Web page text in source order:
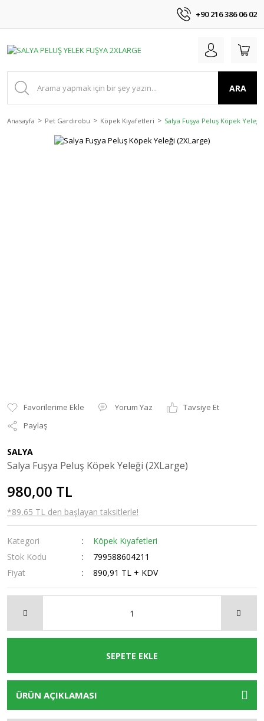
+90 216 386 06 02
ARA
Anasayfa Pet Gardırobu Köpek Kıyafetleri Salya Fuşya Peluş Köpek Yeleği
Yorum Yaz
Tavsiye Et
Paylaş
SALYA
Salya Fuşya Peluş Köpek Yeleği (2XLarge)
980,00 TL
*89,65 TL den başlayan taksitlerle!
Kategori
Köpek Kıyafetleri
Stok Kodu
799588604211
Fiyat
890,91 TL + KDV
SEPETE EKLE
ÜRÜN AÇIKLAMASI